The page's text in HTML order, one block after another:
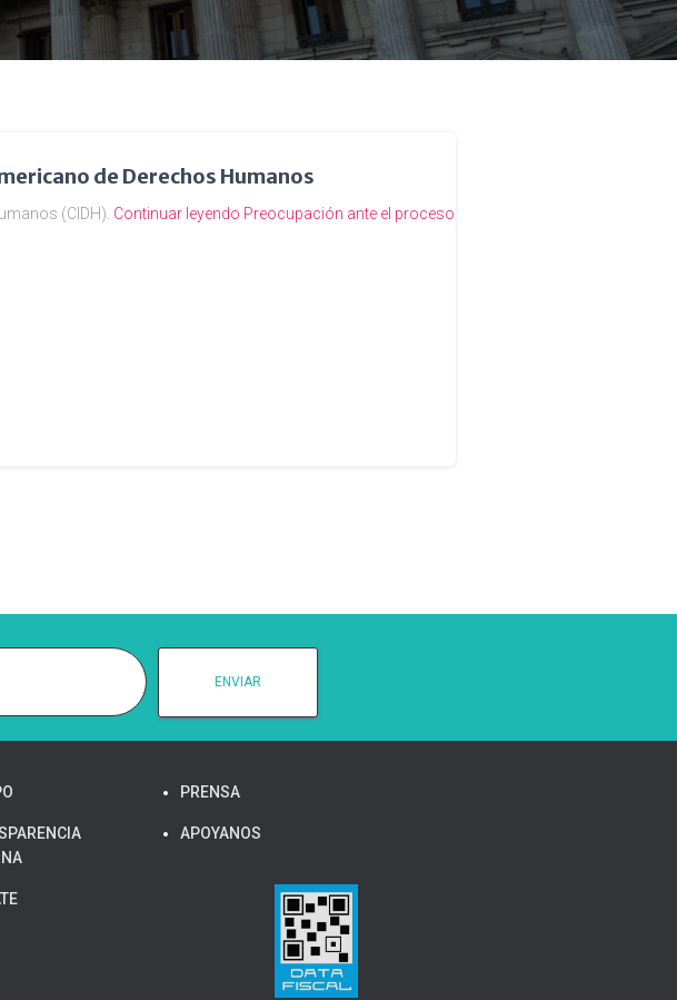
de Derechos Humanos
(CIDH). Continuar leyendo Preocupación ante el proceso
PRENSA
APOYANOS